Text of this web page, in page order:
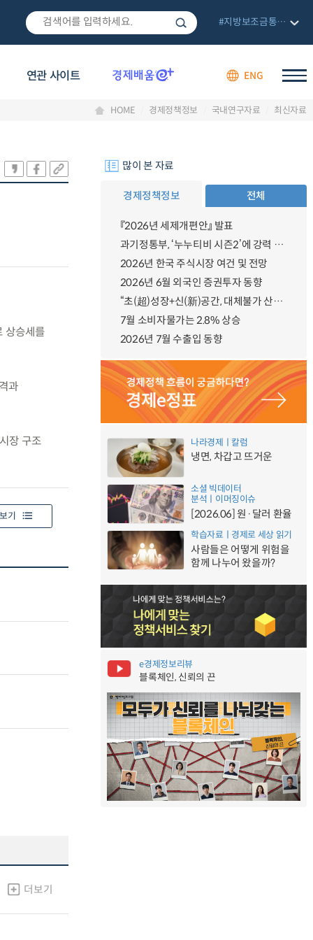
연관 사이트 ENG
#지방보조금통합관리망
HOME 경제정책정보 국내연구자료 최신자료
상승세를
과
장 구조
기
더보기
많이 본 자료
경제정책정보 전체
『2026년 세제개편안』 발표
과기정통부, ‘누누티비 시즌2’에 강력 대응 의지 밝혀
2026년 한국 주식시장 여건 및 전망
2026년 6월 외국인 증권투자 동향
“초(超)성장+신(新)공간, 대체불가 산업강국”
7월 소비자물가는 2.8% 상승
2026년 7월 수출입 동향
나라경제ㅣ칼럼
냉면, 차갑고 뜨거운
소셜 빅데이터
분석ㅣ이머징이슈
[2026.06] 원·달러 환율
학습자료ㅣ경제로 세상 읽기
사람들은 어떻게 위험을
함께 나누어 왔을까?
e경제정보리뷰
블록체인, 신뢰의 끈